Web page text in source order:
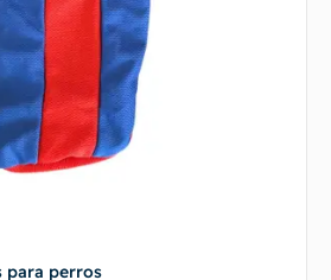
para perros